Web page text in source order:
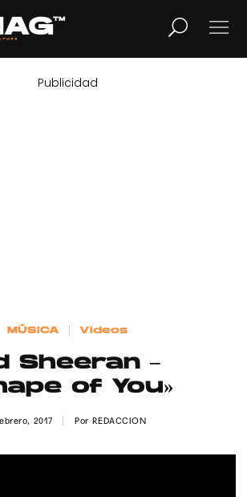
LIFESTYLE
Publicidad
MÚSICA Videos
Sheeran –
of You»
2017 Por REDACCION